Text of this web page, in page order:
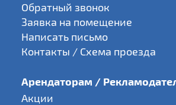
Обратный звонок
Заявка на помещение
Написать письмо
Контакты / Схема проезда
Арендаторам /
Акции